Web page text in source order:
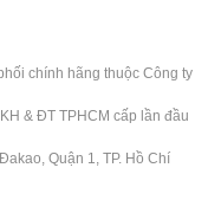
chính hãng thuộc Công ty
& ĐT TPHCM cấp lần đầu
Quận 1, TP. Hồ Chí